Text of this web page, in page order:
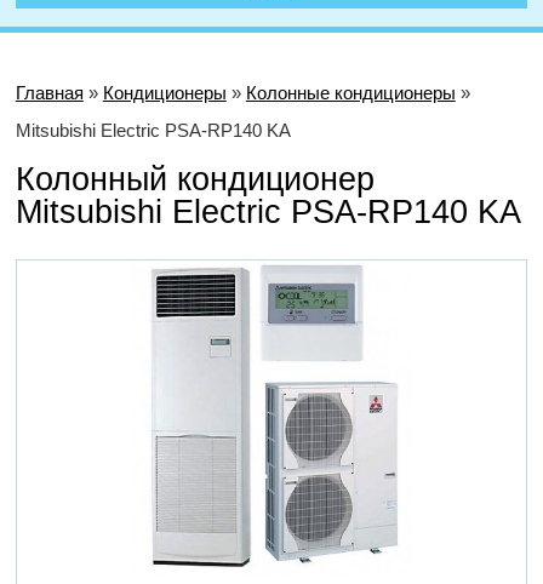
Главная » Кондиционеры » Колонные кондиционеры »
Mitsubishi Electric PSA-RP140 KA
Колонный кондиционер
Mitsubishi Electric PSA-RP140 KA